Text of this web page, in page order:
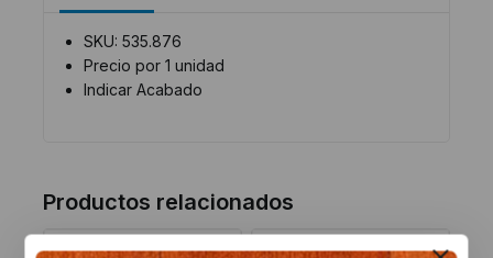
SKU: 535.876
Precio por 1 unidad
Indicar Acabado
Productos relacionados